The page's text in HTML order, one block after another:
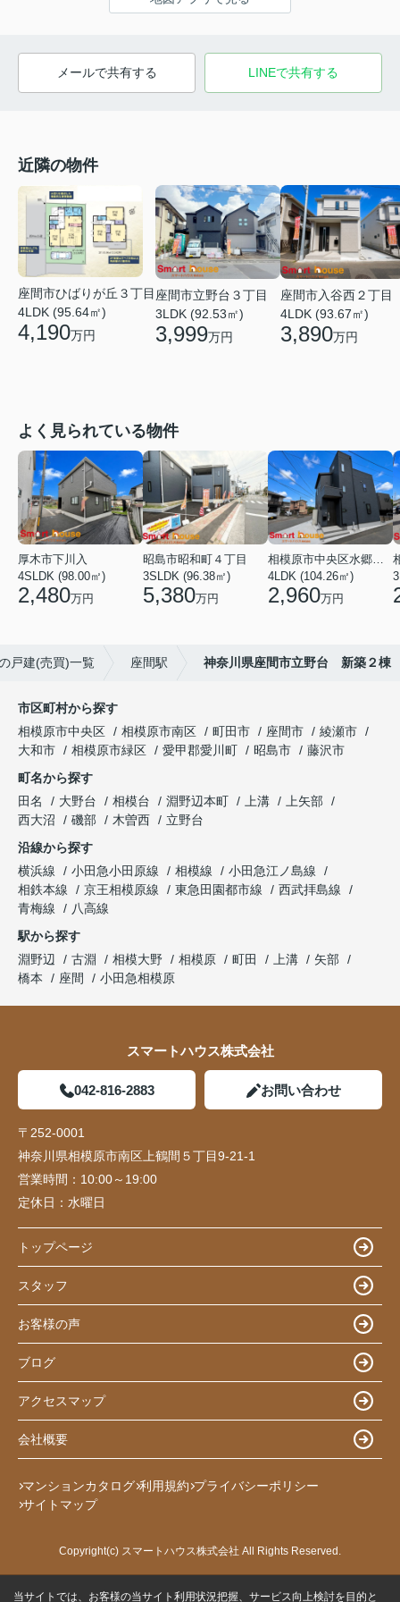
メールで共有する LINEで共有する
近隣の物件
座間市ひばりが丘３丁目
4LDK (95.64㎡)
4,190万円
座間市立野台３丁目
3LDK (92.53㎡)
3,999万円
座間市入谷西２丁目
4LDK (93.67㎡)
3,890万円
よく見られている物件
厚木市下川入
4SLDK (98.00㎡)
2,480万円
昭島市昭和町４丁目
3SLDK (96.38㎡)
5,380万円
相模原市中央区水郷田名２丁目
4LDK (104.26㎡)
2,960万円
戸建(売買)一覧 座間駅 神奈川県座間市立野台 新築２棟
市区町村から探す
相模原市中央区
相模原市南区 町田市 座間市
綾瀬市
大和市
相模原市緑区 愛甲郡愛川町 昭島市
藤沢市
町名から探す
田名
大野台 相模台 淵野辺本町 上溝
上矢部
西大沼
磯部 木曽西
立野台
沿線から探す
横浜線
小田急小田原線 相模線
小田急江ノ島線
相鉄本線
京王相模原線 東急田園都市線
西武拝島線
青梅線
八高線
駅から探す
淵野辺
古淵 相模大野 相模原 町田 上溝
矢部
橋本
座間 小田急相模原
スマートハウス株式会社
042-816-2883 お問い合わせ
〒252-0001
神奈川県相模原市南区上鶴間５丁目9-21-1
営業時間： 10:00～19:00
定休日： 水曜日
トップページ
スタッフ
お客様の声
ブログ
アクセスマップ
会社概要
マンションカタログ 利用規約 プライバシーポリシー
サイトマップ
Copyright(c) スマートハウス株式会社 All Rights Reserved.
当サイトでは、お客様の当サイト利用状況把握、サービス向上検討を目的と